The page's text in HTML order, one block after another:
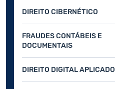
DIREITO CIBERNÉTICO
FRAUDES CONTÁBEIS E
DOCUMENTAIS
DIREITO DIGITAL APLICADO